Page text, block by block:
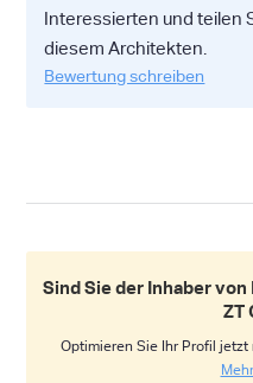
Interessierten und teilen
diesem Architekten.
Bewertung schreiben
Sind Sie der Inhaber von
ZT
Optimieren Sie Ihr Profil